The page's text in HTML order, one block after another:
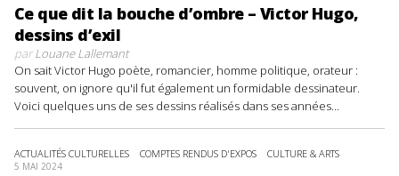
Ce que dit la bouche d’ombre – Victor Hugo,
dessins d’exil
parLouane Lallemant
On sait Victor Hugo poète, romancier, homme politique, orateur :
souvent, on ignore qu'il fut également un formidable dessinateur.
Voici quelques uns de ses dessins réalisés dans ses années...
ACTUALITÉS CULTURELLES COMPTES RENDUS D'EXPOS CULTURE & ARTS
5 MAI 2024